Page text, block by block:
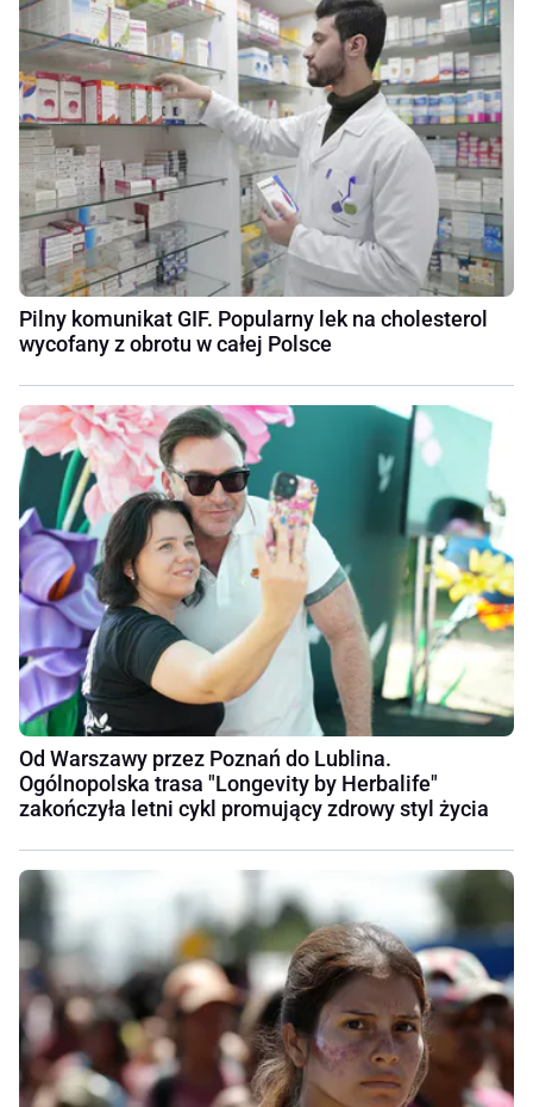
Pilny komunikat GIF. Popularny lek na cholesterol
wycofany z obrotu w całej Polsce
Od Warszawy przez Poznań do Lublina.
Ogólnopolska trasa "Longevity by Herbalife"
zakończyła letni cykl promujący zdrowy styl życia